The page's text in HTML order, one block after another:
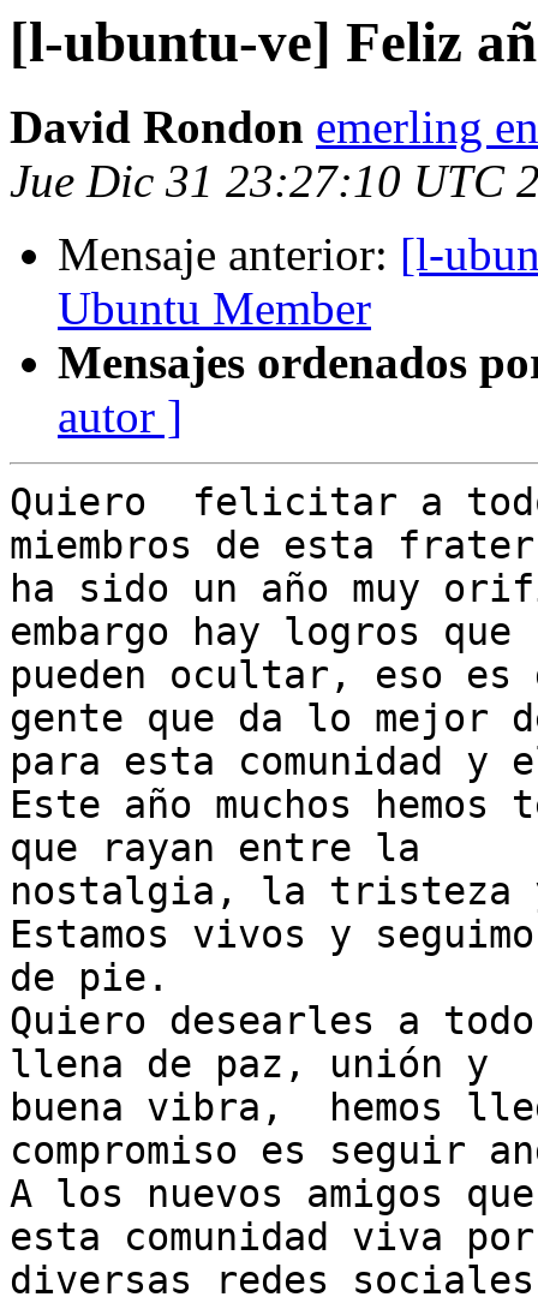
[l-ubuntu-ve] Feliz
David Rondon emerling
Jue Dic 31 23:27:10 UTC
Mensaje anterior: [l-
Ubuntu Member
Mensajes ordenados
autor ]
Quiero  felicitar a
miembros de esta
ha sido un año muy
embargo hay logros que
pueden ocultar, eso es
gente que da lo mejor
para esta comunidad y
Este año muchos
que rayan entre la
nostalgia, la tristeza
Estamos vivos y
de pie.
Quiero desearles a
llena de paz, unión y
buena vibra,  hemos
compromiso es seguir
A los nuevos amigos
esta comunidad viva
diversas redes